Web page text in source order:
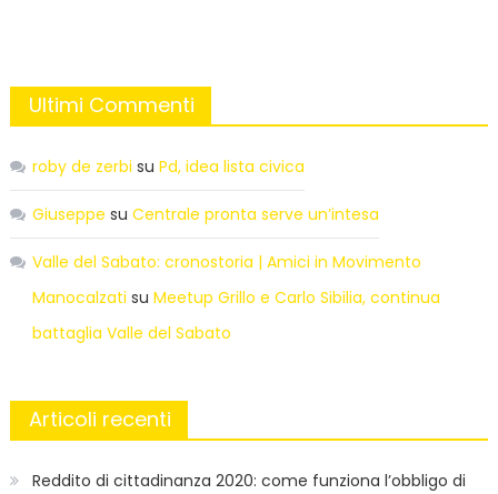
Ultimi Commenti
roby de zerbi su Pd, idea lista civica
Giuseppe su Centrale pronta serve un’intesa
Valle del Sabato: cronostoria | Amici in Movimento
Manocalzati su Meetup Grillo e Carlo Sibilia, continua
battaglia Valle del Sabato
Articoli recenti
Reddito di cittadinanza 2020: come funziona l’obbligo di